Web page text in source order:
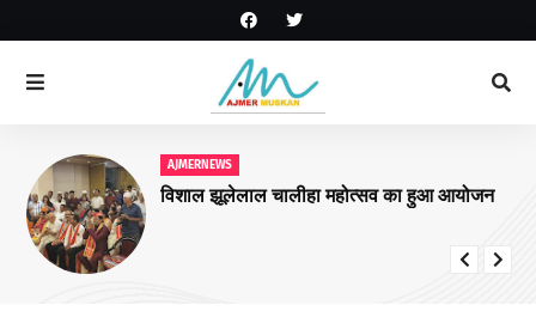
AJMERNEWS
विशाल झूलेलाल चालीहा महोत्सव का हुआ आयोजन